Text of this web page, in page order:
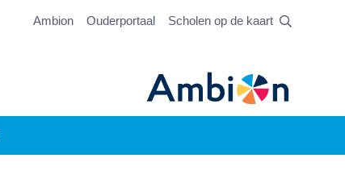
Ambion Ouderportaal Scholen op de kaart